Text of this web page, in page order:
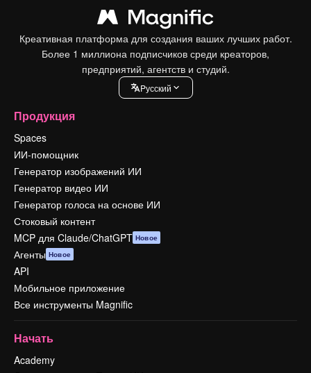
Креативная платформа для создания ваших лучших работ.
Более 1 миллиона подписчиков среди креаторов,
предприятий, агентств и студий.
Pусский
Продукция
Spaces
ИИ-помощник
Генератор изображений ИИ
Генератор видео ИИ
Генератор голоса на основе ИИ
Стоковый контент
MCP для Claude/ChatGPT Новое
Агенты Новое
API
Мобильное приложение
Все инструменты Magnific
Начать
Academy